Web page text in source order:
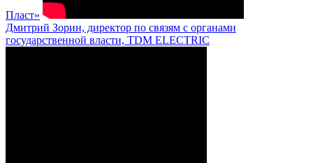
Пласт»
Дмитрий Зорин, директор по связям с органами
государственной власти, TDM ELECTRIC